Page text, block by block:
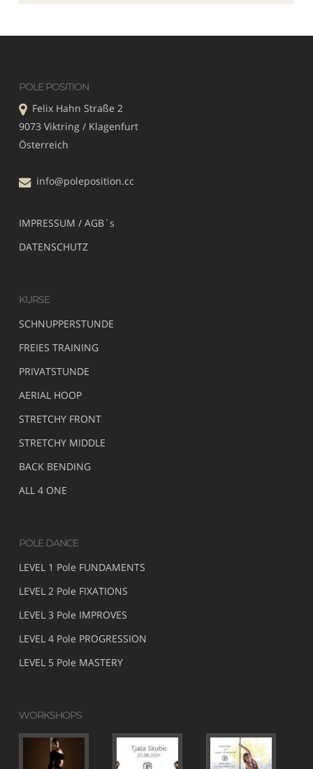
POLE POSITION
Felix Hahn Straße 2
9073 Viktring / Klagenfurt
Österreich
info@poleposition.cc
IMPRESSUM / AGB´s
DATENSCHUTZ
KURSE
SCHNUPPERSTUNDE
FREIES TRAINING
PRIVATSTUNDE
AERIAL HOOP
STRETCHY FRONT
STRETCHY MIDDLE
BACK BENDING
ALL 4 ONE
POLE DANCE
LEVEL 1 Pole FUNDAMENTS
LEVEL 2 Pole FIXATIONS
LEVEL 3 Pole IMPROVES
LEVEL 4 Pole PROGRESSION
LEVEL 5 Pole MASTERY
WORKSHOPS